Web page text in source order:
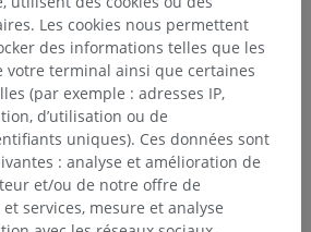
Les cookies nous permettent
des informations telles que les
votre terminal ainsi que certaines
(par exemple : adresses IP,
d’utilisation ou de
uniques). Ces données sont
: analyse et amélioration de
et/ou de notre offre de
services, mesure et analyse